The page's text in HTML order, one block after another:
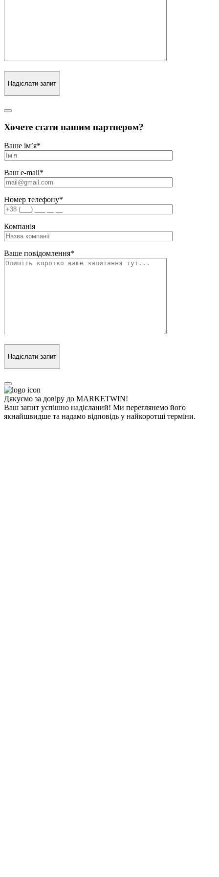
Надіслати запит
Хочете стати нашим партнером?
Ваше ім’я*
Ваш e-mail*
Номер телефону*
Компанія
Ваше повідомлення*
Надіслати запит
Дякуємо за довіру до MARKETWIN!
Ваш запит успішно надісланий! Ми переглянемо його
якнайшвидше та надамо відповідь у найкоротші терміни.